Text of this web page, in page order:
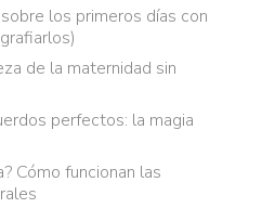
los primeros días con
de la maternidad sin
perfectos: la magia
Cómo funcionan las